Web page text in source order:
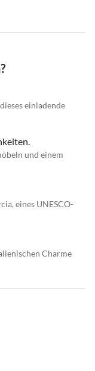
einladende
und einem
eines UNESCO-
Charme